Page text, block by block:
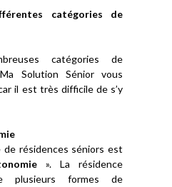
catégories de
catégories de
Solution Sénior vous
il est très difficile de s’y
de résidences séniors est
». La résidence
plusieurs formes de